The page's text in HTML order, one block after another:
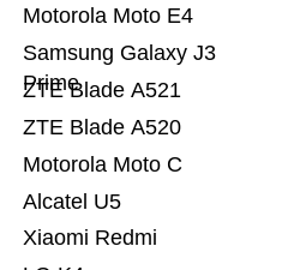
Xiaomi Redmi
Alcatel U5
Motorola Moto C
ZTE Blade A520
ZTE Blade A521
Samsung Galaxy J3
Prime
Motorola Moto E4